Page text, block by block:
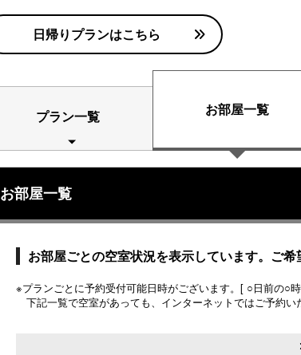
日帰りプランはこちら
プラン一覧 お部屋一覧
お部屋一覧
お部屋ごとの空室状況を表示しています。ご希
※プランごとに予約受付可能日時がございます。[ ○日前の○
下記一覧で空室があっても、インターネットではご予約